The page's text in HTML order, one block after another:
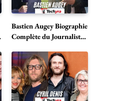
Bastien Augey Biographie
Complète du Journaliste